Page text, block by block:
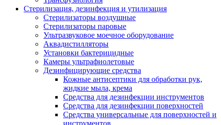
Стерилизация, дезинфекция и утилизация
Стерилизаторы воздушные
Стерилизаторы паровые
Ультразвуковое моечное оборудование
Аквадистилляторы
Установки бактерицидные
Камеры ультрафиолетовые
Дезинфицирующие средства
Кожные антисептики для обработки рук,
жидкие мыла, крема
Средства для дезинфекции инструментов
Средства для дезинфекции поверхностей
Средства универсальные для поверхностей и
инструментов